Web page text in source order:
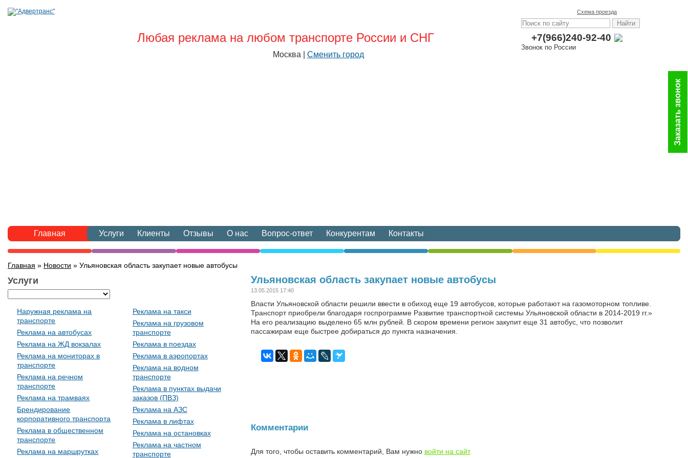
Заказать звонок
Любая реклама на любом транспорте России и СНГ +7(966)240-92-40
Звонок по России
Москва | Сменить город
Схема проезда
Главная Услуги Клиенты Отзывы О нас Вопрос-ответ Конкурентам Контакты
Главная » Новости » Ульяновская область закупает новые автобусы
Ульяновская область закупает новые автобусы
13.05.2015 17:40
Власти Ульяновской области решили ввести в обиход еще 19 автобусов, которые работают на газомоторном топливе.
Транспорт приобрели благодаря госпрограмме Развитие транспортной системы Ульяновской области в 2014-2019 гг.»
На его реализацию выделено 65 млн рублей. В скором времени регион закупит еще 31 автобус, что позволит
пассажирам еще быстрее добираться до пункта назначения.
Комментарии
Для того, чтобы оставить комментарий, Вам нужно войти на сайт
Услуги
Наружная реклама на
транспорте
Реклама на автобусах
Реклама на ЖД вокзалах
Реклама на мониторах в
транспорте
Реклама на речном
транспорте
Реклама на трамваях
Брендирование
корпоративного транспорта
Реклама в общественном
транспорте
Реклама на маршрутках
Реклама на такси
Реклама на грузовом
транспорте
Реклама в поездах
Реклама в аэропортах
Реклама на водном
транспорте
Реклама в пунктах выдачи
заказов (ПВЗ)
Реклама на АЗС
Реклама в лифтах
Реклама на остановках
Реклама на частном
транспорте